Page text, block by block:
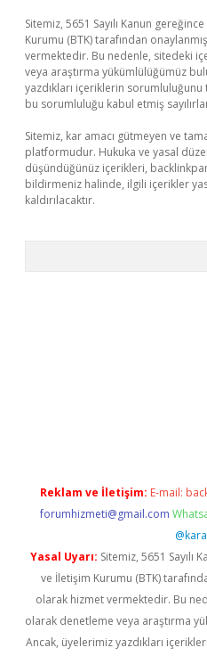
Sitemiz, 5651 Sayılı Kanun
Kurumu (BTK) tarafından
vermektedir. Bu nedenle, sitedeki
veya araştırma yükümlülüğümüz
yazdıkları içeriklerin
bu sorumluluğu kabul etmiş
Sitemiz, kar amacı gütmeyen ve
platformudur. Hukuka ve yasal
düşündüğünüz içerikleri,
bildirmeniz halinde, ilgili içerikler
kaldırılacaktır.
Reklam ve İletişim: E-mail:
forumhizmeti@gmail.com
Yasal Uyarı: Sitemiz, 5651 Sayılı
ve İletişim Kurumu (BTK)
olarak hizmet vermektedir. Bu
olarak denetleme veya araştırma
Ancak, üyelerimiz yazdıkları